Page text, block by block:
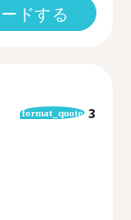
ドする
format_quote 3